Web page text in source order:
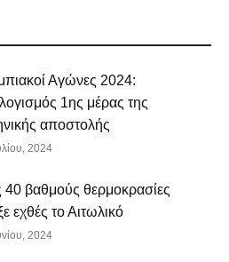
Αγώνες 2024:
1ης μέρας της
αποστολής
2024
40 βαθμούς θερμοκρασίες
εχθές το Αιτωλικό
2024